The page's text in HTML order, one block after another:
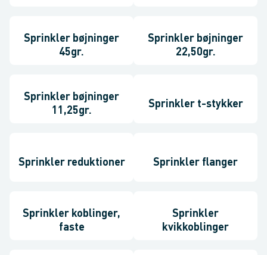
Sprinkler bøjninger
45gr.
Sprinkler bøjninger
22,50gr.
Sprinkler bøjninger
11,25gr.
Sprinkler t-stykker
Sprinkler reduktioner Sprinkler flanger
Sprinkler koblinger,
faste
Sprinkler
kvikkoblinger